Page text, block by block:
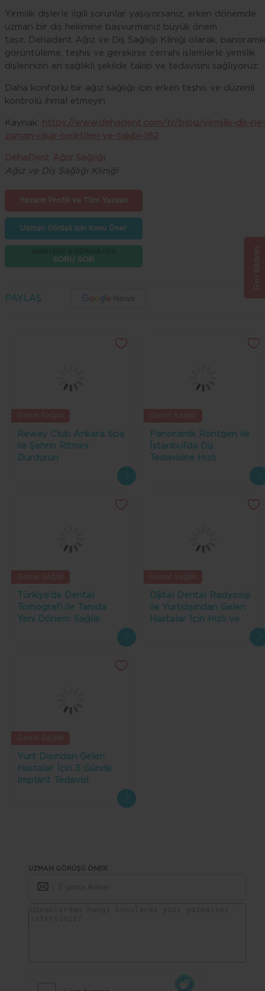
Yirmilik dişlerle ilgili sorunlar yaşıyorsanız, erken dönemde
uzman bir diş hekimine başvurmanız büyük önem
taşır. Dehadent Ağız ve Diş Sağlığı Kliniği olarak,
görüntüleme, teşhis ve gerekirse cerrahi işlemlerle yirmilik
dişlerinizin en sağlıklı şekilde takip ve tedavisini sağlıyoruz.
Daha konforlu bir ağız sağlığı için erken teşhis ve düzenli
kontrolü ihmal etmeyin
Kaynak:
Ağız ve Diş Sağlığı Kliniği
Uzman Görüşü İçin Konu Öner
SORU SOR
PAYLAŞ
Reway Club Ankara Spa
ile Şehrin Ritmini
Durdurun
Panoramik Röntgen ile
İstanbul’da Diş
Tedavisine Hızlı
Hastalar İçin Kolaylıklar
Türkiye’de Dental
Tomografi ile Tanıda
Yeni Dönem: Sağlık
Dijital Dental Radyoloji
ile Yurtdışından Gelen
Hastalar İçin Hızlı ve
Yurt Dışından Gelen
Hastalar İçin 3 Günde
İmplant Tedavisi:
Türkiye'de Hızlı ve Kalıcı
UZMAN GÖRÜŞÜ ÖNER